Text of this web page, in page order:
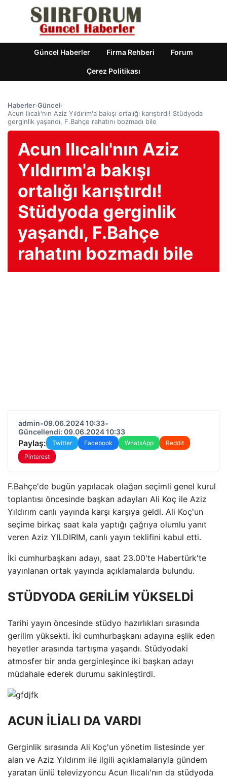
Güncel Haberler Firma Rehberi Forum
Çerez Politikası
Haberler›Güncel›
Acun Ilıcalı'nın Aziz Yıldırım'a bakışı ortalığı karıştırdı! Stüdyoda
gerginlik yaşandı, F.Bahçe rahatını bozmadı bile
Acun Ilıcalı'nın Aziz
Yıldırım'a bakışı
ortalığı karıştırdı!
Stüdyoda gerginlik
yaşandı, F.Bahçe
rahatını bozmadı bile
admin•09.06.2024 10:33•
Güncellendi: 09.06.2024 10:33
Paylaş: Twitter Facebook WhatsApp
Reddit
Pinterest
F.Bahçe'de bugün yapılacak olağan seçimli genel kurul
toplantısı öncesinde başkan adayları Ali Koç ile Aziz
Yıldırım canlı yayında karşı karşıya geldi. Ali Koç'un
seçime birkaç saat kala yaptığı çağrıya olumlu yanıt
veren Aziz YILDIRIM, canlı yayın teklifini kabul etti.
İki cumhurbaşkanı adayı, saat 23.00'te Habertürk'te
yayınlanan ortak yayında açıklamalarda bulundu.
STÜDYODA GERİLİM YÜKSELDİ
Tarihi yayın öncesinde stüdyo hazırlıkları sırasında
gerilim yüksekti. İki cumhurbaşkanı adayına eşlik eden
heyetler arasında tartışma yaşandı. Stüdyodaki
atmosfer bir anda gerginleşince iki başkan adayı
müdahale ederek durumu sakinleştirdi.
ACUN İLİALI DA VARDI
Gerginlik sırasında Ali Koç'un yönetim listesinde yer
alan ve Aziz Yıldırım ile ilgili açıklamalarıyla gündem
yaratan ünlü televizyoncu Acun Ilıcalı'nın da stüdyoda